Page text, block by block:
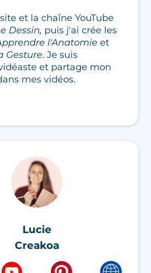
et la chaîne YouTube
Dessin, puis j'ai crée les
l'Anatomie et
Gesture. Je suis
et partage mon
mes vidéos.
Lucie
Creakoa